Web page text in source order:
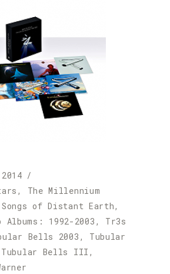
, The Millennium
Songs of Distant Earth,
Albums: 1992-2003 , Tr3s
Bells 2003 , Tubular
Tubular Bells III ,